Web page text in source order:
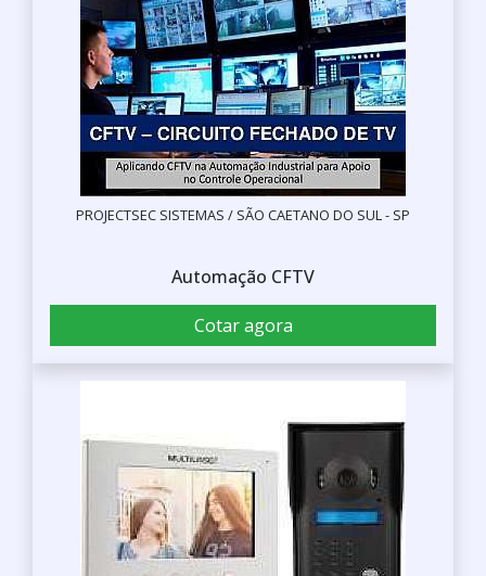
PROJECTSEC SISTEMAS / SÃO CAETANO DO SUL - SP
Automação CFTV
Cotar agora